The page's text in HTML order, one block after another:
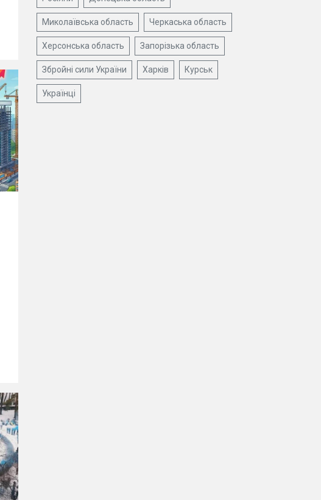
Миколаївська область Черкаська область
Херсонська область Запорізька область
Збройні сили України Харків Курськ
Українці